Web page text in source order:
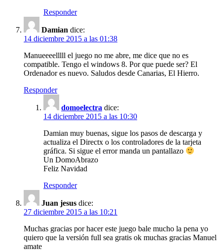
Responder
Damian dice:
14 diciembre 2015 a las 01:38
Manueeeelllll el juego no me abre, me dice que no es
compatible. Tengo el windows 8. Por que puede ser? El
Ordenador es nuevo. Saludos desde Canarias, El Hierro.
Responder
domoelectra dice:
14 diciembre 2015 a las 10:30
Damian muy buenas, sigue los pasos de descarga y
actualiza el Directx o los controladores de la tarjeta
gráfica. Si sigue el error manda un pantallazo
Un DomoAbrazo
Feliz Navidad
Responder
Juan jesus dice:
27 diciembre 2015 a las 10:21
Muchas gracias por hacer este juego bale mucho la pena yo
quiero que la versión full sea gratis ok muchas gracias Manuel
amate